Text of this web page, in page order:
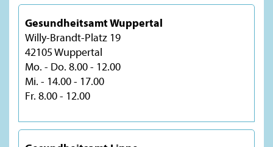
Gesundheitsamt Wuppertal
Willy-Brandt-Platz 19
42105 Wuppertal
Mo. - Do. 8.00 - 12.00
Mi. - 14.00 - 17.00
Fr. 8.00 - 12.00